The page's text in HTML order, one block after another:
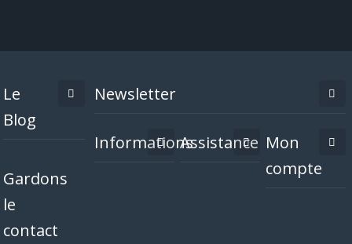
Le
Blog
Gardons
le
contact
Newsletter
InformationsAssistance Mon
compte